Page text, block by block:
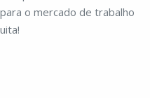
o mercado de trabalho